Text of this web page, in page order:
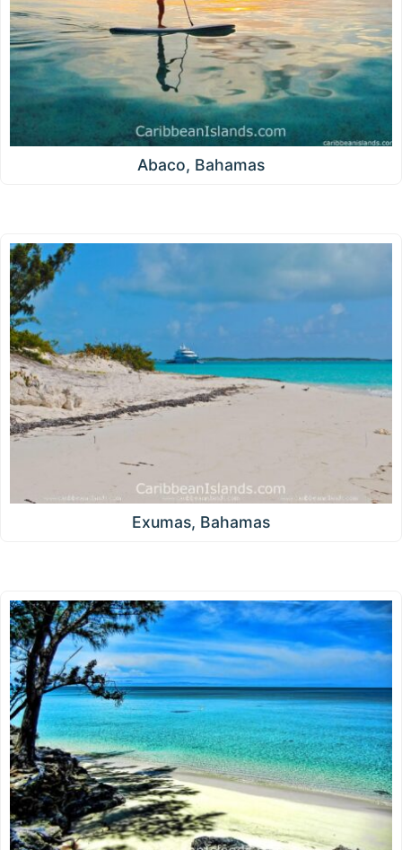
Abaco, Bahamas
Exumas, Bahamas